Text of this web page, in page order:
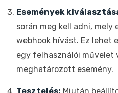
Események
során meg kell adni, mely
webhook hívást. Ez lehet
egy felhasználói művelet
meghatározott esemény.